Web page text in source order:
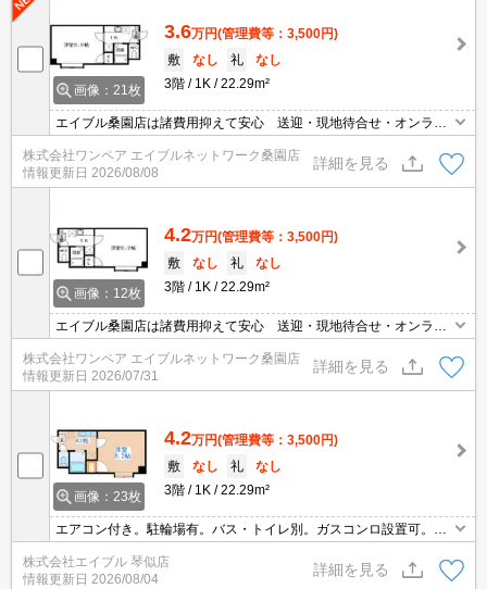
画像：21枚
3.6万円(管理費等：3,500円)
敷
なし 礼
なし
3階
1K 22.29m²
エイブル桑園店は諸費用抑えて安心 送迎・現地待合せ・オンライ
ン対応 個室相談 当店未掲載物件もご紹介
株式会社ワンペア エイブルネットワーク桑園店
情報更新日 2026/08/08
詳細を見る
画像：12枚
4.2万円(管理費等：3,500円)
敷
なし 礼
なし
3階
1K 22.29m²
エイブル桑園店は諸費用抑えて安心 送迎・現地待合せ・オンライ
ン対応 個室相談 当店未掲載物件もご紹介
株式会社ワンペア エイブルネットワーク桑園店
情報更新日 2026/07/31
詳細を見る
画像：23枚
4.2万円(管理費等：3,500円)
敷
なし 礼
なし
3階
1K 22.29m²
エアコン付き。駐輪場有。バス・トイレ別。ガスコンロ設置可。室
内に洗濯機置場あり。最寄り駅まで徒歩2分！。札幌市営地下鉄東
西線琴似駅まで徒歩12分。駅から明るい道のり。初期費用カード払
い可。
株式会社エイブル 琴似店
情報更新日 2026/08/04
詳細を見る